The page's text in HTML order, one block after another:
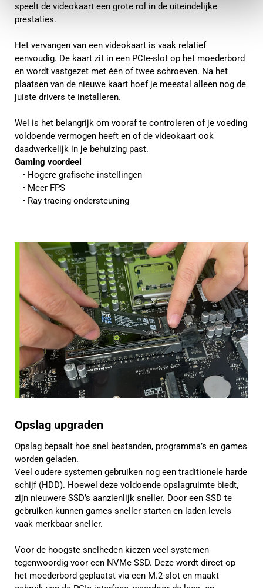
speelt de videokaart een grote rol in de uiteindelijke
prestaties.
Het vervangen van een videokaart is vaak relatief
eenvoudig. De kaart zit in een PCIe-slot op het moederbord
en wordt vastgezet met één of twee schroeven. Na het
plaatsen van de nieuwe kaart hoef je meestal alleen nog de
juiste drivers te installeren.
Wel is het belangrijk om vooraf te controleren of je voeding
voldoende vermogen heeft en of de videokaart ook
daadwerkelijk in je behuizing past.
Gaming voordeel
Hogere grafische instellingen
Meer FPS
Ray tracing ondersteuning
Opslag upgraden
Opslag bepaalt hoe snel bestanden, programma’s en games
worden geladen.
Veel oudere systemen gebruiken nog een traditionele harde
schijf (HDD). Hoewel deze voldoende opslagruimte biedt,
zijn nieuwere SSD’s aanzienlijk sneller. Door een SSD te
gebruiken kunnen games sneller starten en laden levels
vaak merkbaar sneller.
Voor de hoogste snelheden kiezen veel systemen
tegenwoordig voor een NVMe SSD. Deze wordt direct op
het moederbord geplaatst via een M.2-slot en maakt